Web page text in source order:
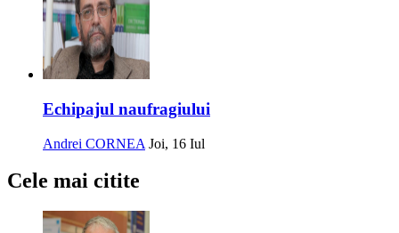
Echipajul naufragiului
Andrei CORNEA Joi, 16 Iul
Cele mai citite